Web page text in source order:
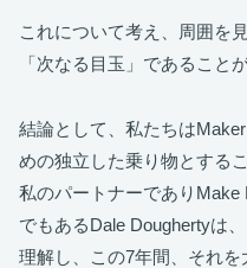
これについて考え、周囲を
「次なる目玉」であること
結論として、私たちは
めの独立した乗り物とする
私のパートナーでありMake
でもあるDale Doughertyは
理解し、この7年間、それ